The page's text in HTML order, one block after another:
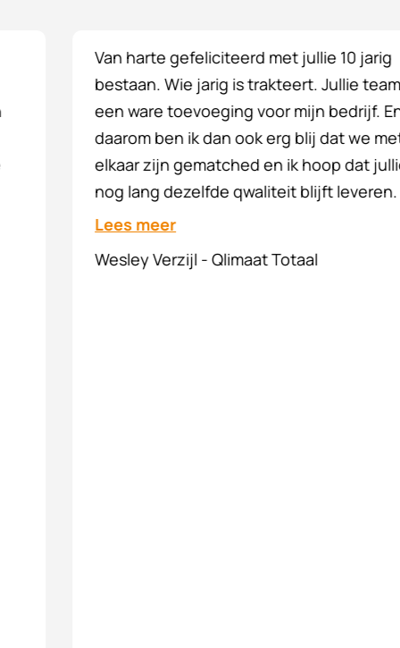
Van harte gefeliciteerd met jullie 10 jarig
bestaan. Wie jarig is trakteert. Jullie team is
een ware toevoeging voor mijn bedrijf. En
daarom ben ik dan ook erg blij dat we met
elkaar zijn gematched en ik hoop dat jullie
nog lang dezelfde qwaliteit blijft leveren.
Lees meer
Wesley Verzijl - Qlimaat Totaal